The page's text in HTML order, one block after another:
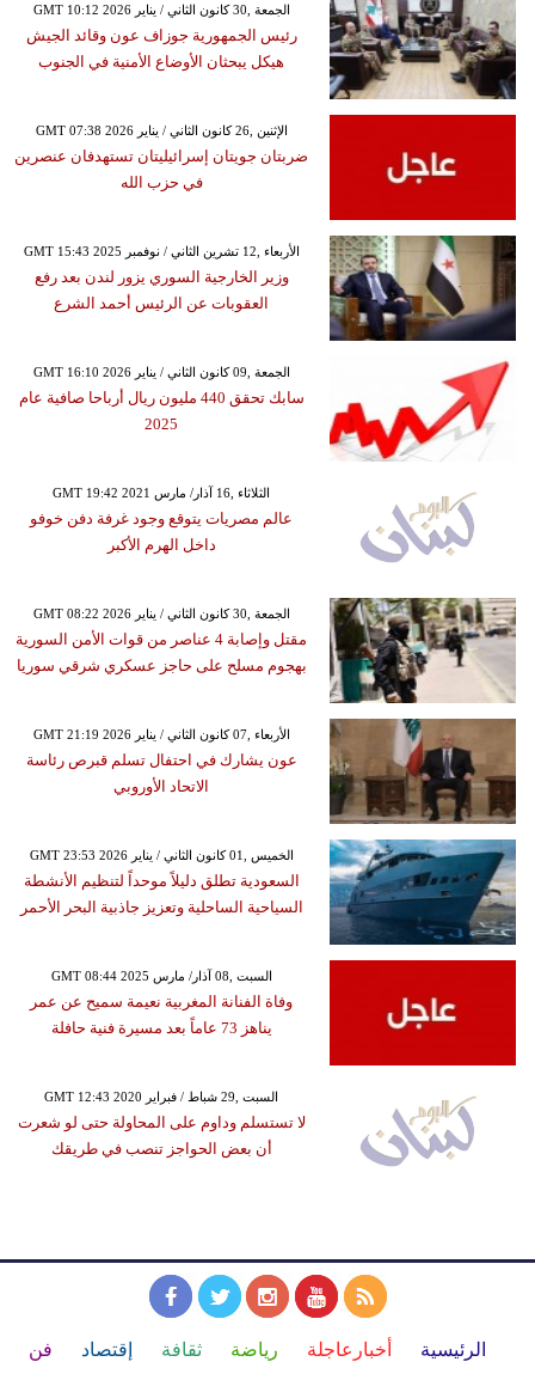
GMT 10:12 2026 الجمعة ,30 كانون الثاني / يناير
رئيس الجمهورية جوزاف عون وقائد الجيش
هيكل يبحثان الأوضاع الأمنية في الجنوب
GMT 07:38 2026 الإثنين ,26 كانون الثاني / يناير
ضربتان جويتان إسرائيليتان تستهدفان عنصرين
في حزب الله
GMT 15:43 2025 الأربعاء ,12 تشرين الثاني / نوفمبر
وزير الخارجية السوري يزور لندن بعد رفع
العقوبات عن الرئيس أحمد الشرع
GMT 16:10 2026 الجمعة ,09 كانون الثاني / يناير
سابك تحقق 440 مليون ريال أرباحا صافية عام
2025
GMT 19:42 2021 الثلاثاء ,16 آذار/ مارس
عالم مصريات يتوقع وجود غرفة دفن خوفو
داخل الهرم الأكبر
GMT 08:22 2026 الجمعة ,30 كانون الثاني / يناير
مقتل وإصابة 4 عناصر من قوات الأمن السورية
بهجوم مسلح على حاجز عسكري شرقي سوريا
GMT 21:19 2026 الأربعاء ,07 كانون الثاني / يناير
عون يشارك في احتفال تسلم قبرص رئاسة
الاتحاد الأوروبي
GMT 23:53 2026 الخميس ,01 كانون الثاني / يناير
السعودية تطلق دليلاً موحداً لتنظيم الأنشطة
السياحية الساحلية وتعزيز جاذبية البحر الأحمر
GMT 08:44 2025 السبت ,08 آذار/ مارس
وفاة الفنانة المغربية نعيمة سميح عن عمر
يناهز 73 عاماً بعد مسيرة فنية حافلة
GMT 12:43 2020 السبت ,29 شباط / فبراير
لا تستسلم وداوم على المحاولة حتى لو شعرت
أن بعض الحواجز تنصب في طريقك
الرئيسية أخبارعاجلة رياضة ثقافة إقتصاد فن